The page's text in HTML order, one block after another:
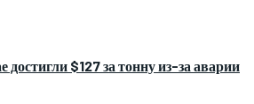
$127 за тонну из-за аварии